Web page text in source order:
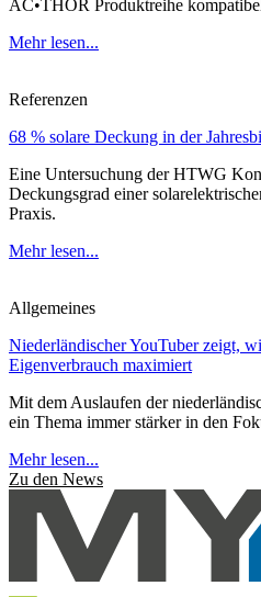
AC•THOR Produktreihe
Mehr lesen...
Referenzen
68 % solare Deckung in der
Eine Untersuchung der HTWG
Deckungsgrad einer
Praxis.
Mehr lesen...
Allgemeines
Niederländischer YouTuber zeigt,
Eigenverbrauch maximiert
Mit dem Auslaufen der
ein Thema immer stärker in den
Mehr lesen...
Zu den News